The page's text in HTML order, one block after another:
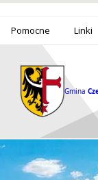
Pomocne Linki
Gmina